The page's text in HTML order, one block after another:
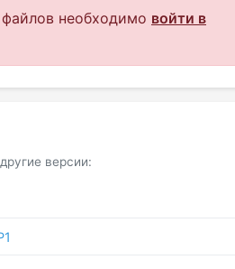
необходимо войти в
версии: